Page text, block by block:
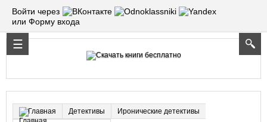
Войти через
или Форму входа
Главная Детективы
Иронические детективы